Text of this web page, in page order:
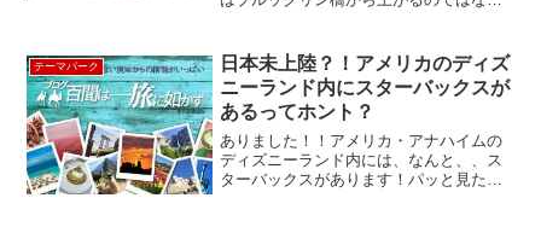
分、既に先客がいました。初日の出参り
は日本だけと思ったらそうじ...
テーマパーク
日本未上陸？！アメリカのディズ
ニーランド内にスターバックスが
あるってホント？
ありました！！アメリカ・アナハイムの
ディズニーランド内には、なんと、、ス
ターバックスがあります！パッと見た感